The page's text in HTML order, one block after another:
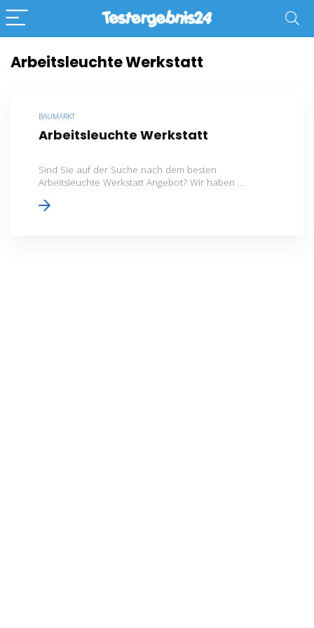
Arbeitsleuchte Werkstatt
BAUMARKT
Arbeitsleuchte Werkstatt
Sind Sie auf der Suche nach dem besten
Arbeitsleuchte Werkstatt Angebot? Wir haben ...